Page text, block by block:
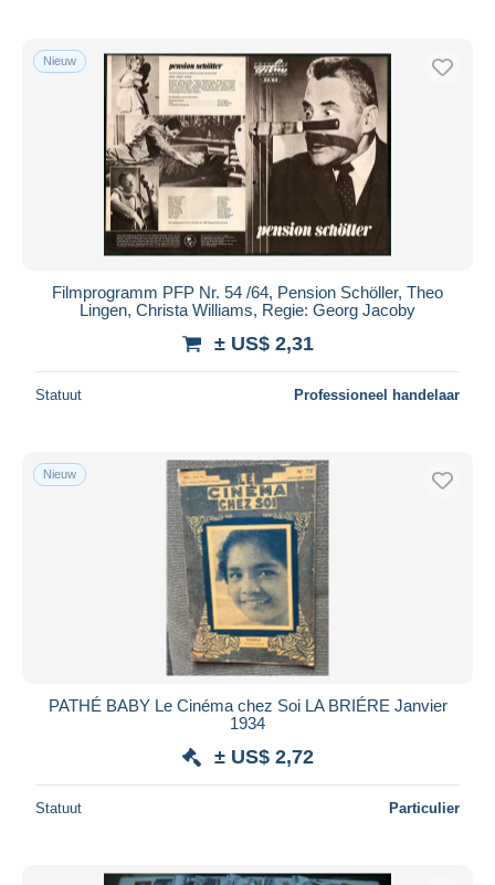
Nieuw
Filmprogramm PFP Nr. 54 /64, Pension Schöller, Theo
Lingen, Christa Williams, Regie: Georg Jacoby
± US$ 2,31
Statuut Professioneel handelaar
Nieuw
PATHÉ BABY Le Cinéma chez Soi LA BRIÉRE Janvier
1934
± US$ 2,72
Statuut Particulier